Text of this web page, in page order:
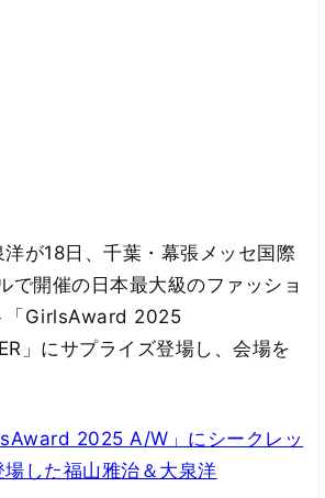
が18日、千葉・幕張メッセ国際
で開催の日本最大級のファッショ
「GirlsAward 2025
」にサプライズ登場し、会場を
2025 A/W」にシークレッ
場した福山雅治＆大泉洋